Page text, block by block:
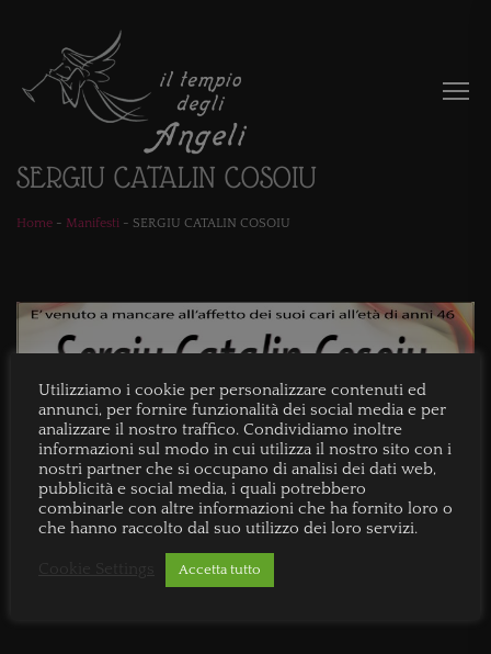
SERGIU CATALIN COSOIU
Home - Manifesti - SERGIU CATALIN COSOIU
Utilizziamo i cookie per personalizzare contenuti ed
annunci, per fornire funzionalità dei social media e per
analizzare il nostro traffico. Condividiamo inoltre
informazioni sul modo in cui utilizza il nostro sito con i
nostri partner che si occupano di analisi dei dati web,
pubblicità e social media, i quali potrebbero
combinarle con altre informazioni che ha fornito loro o
che hanno raccolto dal suo utilizzo dei loro servizi.
Accetta tutto